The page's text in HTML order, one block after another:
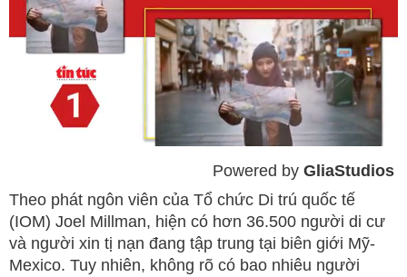
Powered by GliaStudios
Theo phát ngôn viên của Tổ chức Di trú quốc tế
(IOM) Joel Millman, hiện có hơn 36.500 người di cư
và người xin tị nạn đang tập trung tại biên giới Mỹ-
Mexico. Tuy nhiên, không rõ có bao nhiêu người